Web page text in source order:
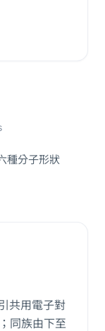
種分子形狀
共用電子對
同族由下至